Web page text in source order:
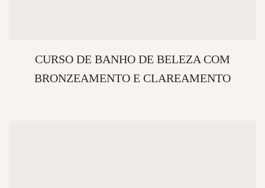
CURSO DE BANHO DE BELEZA COM
BRONZEAMENTO E CLAREAMENTO